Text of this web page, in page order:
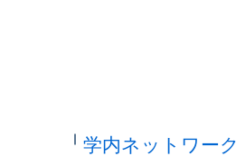
学内ネットワー